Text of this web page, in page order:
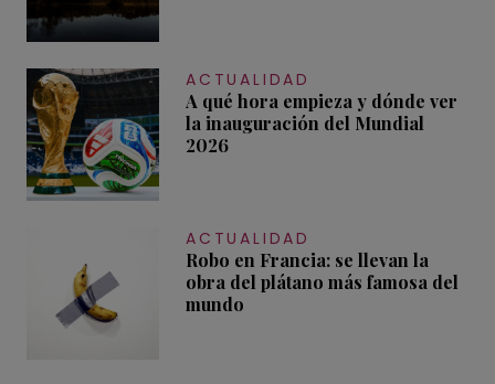
ACTUALIDAD
A qué hora empieza y dónde ver
la inauguración del Mundial
2026
ACTUALIDAD
Robo en Francia: se llevan la
obra del plátano más famosa del
mundo